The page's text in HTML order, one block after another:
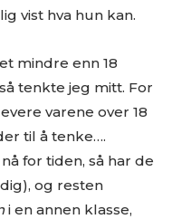
vist hva hun kan.
mindre enn 18
tenkte jeg mitt. For
varene over 18
til å tenke….
for tiden, så har de
og resten
i en annen klasse,